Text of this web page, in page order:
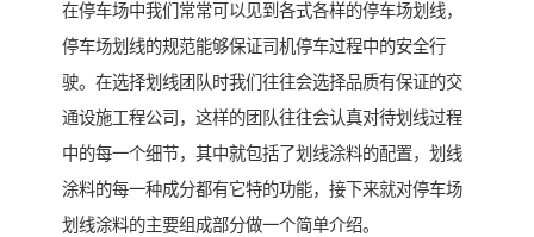
在停车场中我们常常可以见到各式各样的停车场划线，
停车场划线的规范能够保证司机停车过程中的安全行
驶。在选择划线团队时我们往往会选择品质有保证的交
通设施工程公司，这样的团队往往会认真对待划线过程
中的每一个细节，其中就包括了划线涂料的配置，划线
涂料的每一种成分都有它特的功能，接下来就对停车场
划线涂料的主要组成部分做一个简单介绍。